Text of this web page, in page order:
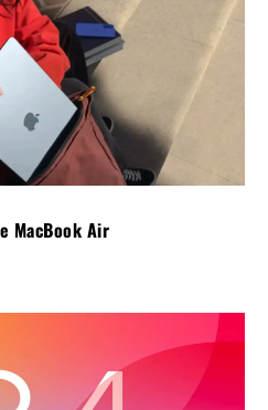
MacBook Air